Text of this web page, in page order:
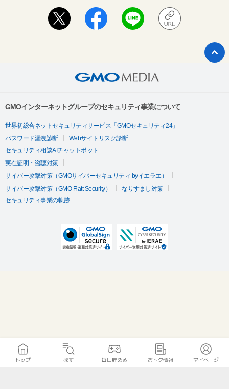
GMOインターネットグループのセキュリティ事業について
世界初総合ネットセキュリティサービス「GMOセキュリティ24」
パスワード漏洩診断
Webサイトリスク診断
セキュリティ相談AIチャットボット
実在証明・盗聴対策
サイバー攻撃対策（GMOサイバーセキュリティ byイエラエ）
サイバー攻撃対策（GMO Flatt Security）
なりすまし対策
セキュリティ事業の軌跡
トップ 探す 毎日貯める おトク情報 マイページ